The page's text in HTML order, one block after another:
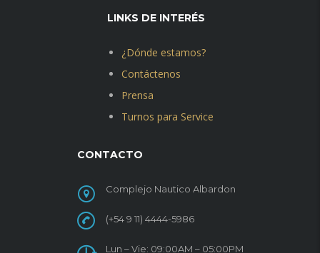
LINKS DE INTERÉS
¿Dónde estamos?
Contáctenos
Prensa
Turnos para Service
CONTACTO
Complejo Nautico Albardon
(+54 9 11) 4444-5986
Lun – Vie: 09:00AM – 05:00PM